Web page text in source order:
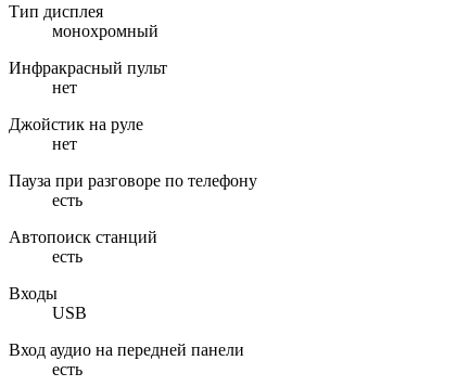
Тип дисплея
монохромный
Инфракрасный пульт
нет
Джойстик на руле
нет
Пауза при разговоре по телефону
есть
Автопоиск станций
есть
Входы
USB
Вход аудио на передней панели
есть